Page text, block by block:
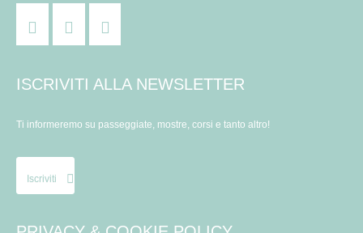
ISCRIVITI ALLA NEWSLETTER
Ti informeremo su passeggiate, mostre, corsi e tanto altro!
Iscriviti